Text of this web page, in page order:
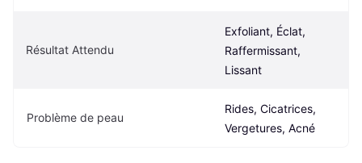
Résultat Attendu
Exfoliant, Éclat,
Raffermissant,
Lissant
Problème de peau
Rides, Cicatrices,
Vergetures, Acné